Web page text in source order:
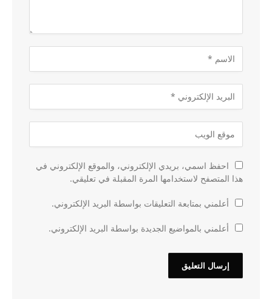
احفظ اسمي، بريدي الإلكتروني، والموقع الإلكتروني في
هذا المتصفح لاستخدامها المرة المقبلة في تعليقي.
أعلمني بمتابعة التعليقات بواسطة البريد الإلكتروني.
أعلمني بالمواضيع الجديدة بواسطة البريد الإلكتروني.